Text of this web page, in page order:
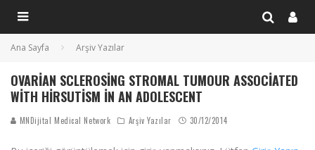
Ana Sayfa Arşiv Yazılar
OVARIAN SCLEROSING STROMAL TUMOUR ASSOCIATED
WITH HIRSUTISM IN AN ADOLESCENT
MNDijital Medical Network Arşiv Yazılar 30/12/2014